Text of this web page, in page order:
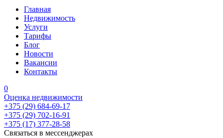
Главная
Недвижимость
Услуги
Тарифы
Блог
Новости
Вакансии
Контакты
0
Оценка недвижимости
+375 (29) 684-69-17
+375 (29) 702-16-91
+375 (17) 377-28-58
Связаться в мессенджерах